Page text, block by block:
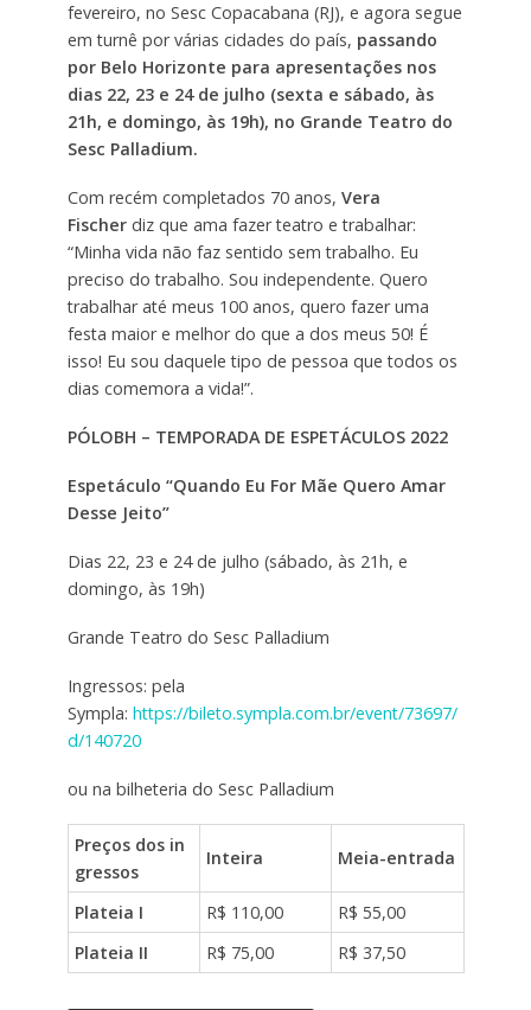
fevereiro, no Sesc Copacabana (RJ), e agora segue
em turnê por várias cidades do país, passando
por Belo Horizonte para apresentações nos
dias 22, 23 e 24 de julho (sexta e sábado, às
21h, e domingo, às 19h), no Grande Teatro do
Sesc Palladium.
Com recém completados 70 anos, Vera
Fischerdiz que ama fazer teatro e trabalhar:
“Minha vida não faz sentido sem trabalho. Eu
preciso do trabalho. Sou independente. Quero
trabalhar até meus 100 anos, quero fazer uma
festa maior e melhor do que a dos meus 50! É
isso! Eu sou daquele tipo de pessoa que todos os
dias comemora a vida!”.
PÓLOBH – TEMPORADA DE ESPETÁCULOS 2022
Espetáculo “Quando Eu For Mãe Quero Amar
Desse Jeito”
Dias 22, 23 e 24 de julho (sábado, às 21h, e
domingo, às 19h)
Grande Teatro do Sesc Palladium
Ingressos: pela
Sympla: https://bileto.sympla.com.br/event/73697/
d/140720
ou na bilheteria do Sesc Palladium
Preços dos in
gressos
Inteira Meia-entrada
Plateia I R$ 110,00
R$ 55,00
Plateia II
R$ 75,00 R$ 37,50